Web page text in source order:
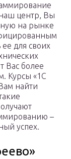
наш центр, Вы
на рынке
для своих
Вас более
Курсы «1С
найти
–
успех.